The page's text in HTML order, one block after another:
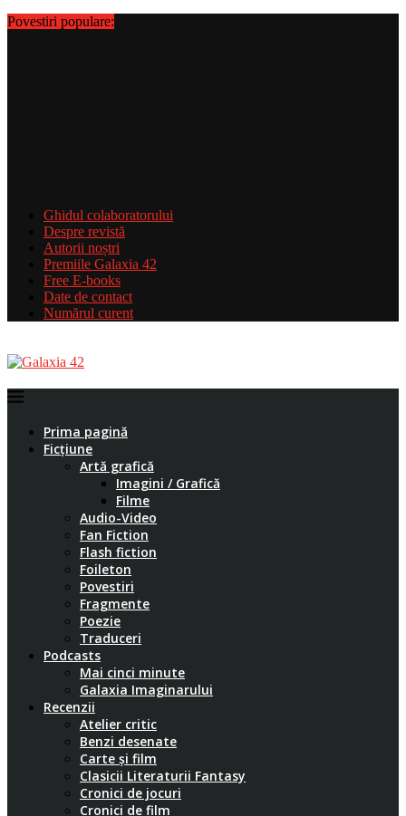
Povestiri populare:
Ghidul colaboratorului
Despre revistă
Autorii noștri
Premiile Galaxia 42
Free E-books
Date de contact
Numărul curent
Prima pagină
Ficțiune
Artă grafică
Imagini / Grafică
Filme
Audio-Video
Fan Fiction
Flash fiction
Foileton
Povestiri
Fragmente
Poezie
Traduceri
Podcasts
Mai cinci minute
Galaxia Imaginarului
Recenzii
Atelier critic
Benzi desenate
Carte și film
Clasicii Literaturii Fantasy
Cronici de jocuri
Cronici de film